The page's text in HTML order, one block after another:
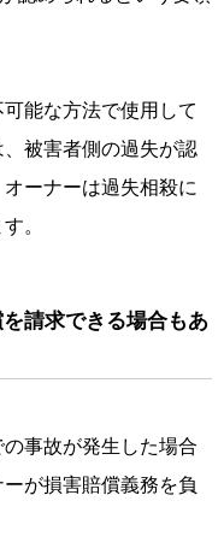
能な方法で使用して
被害者側の過失が認
ーナーは過失相殺に
。
請求できる場合もあ
事故が発生した場合
が損害賠償義務を負